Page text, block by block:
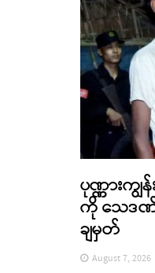
ပုဏ္ဏားက
ကို သေဒဏ်
ချမှတ်
August 7, 2026